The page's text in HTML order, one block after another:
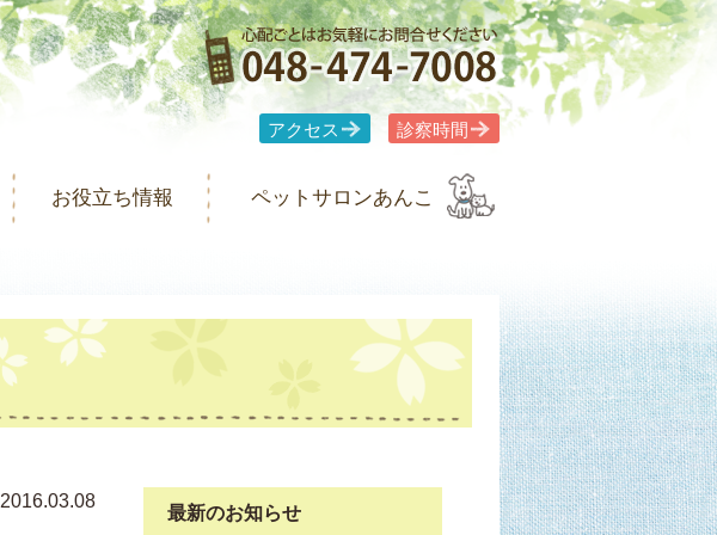
アクセス 診察時間
お役立ち情報 ペットサロンあんこ
2016.03.08
最新のお知らせ